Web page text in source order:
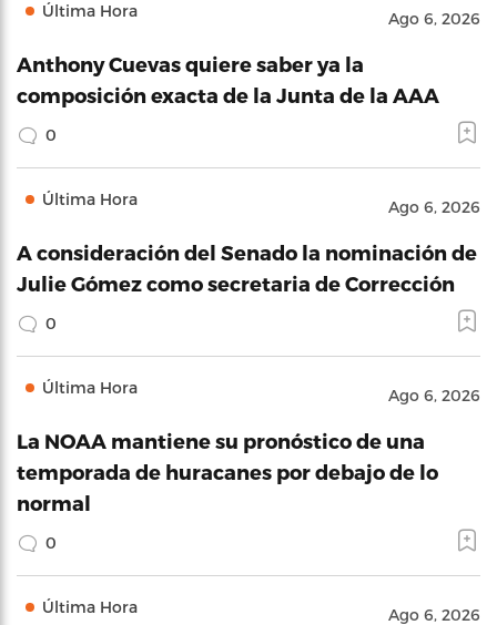
Última Hora Ago 6, 2026
Anthony Cuevas quiere saber ya la
composición exacta de la Junta de la AAA
0
Última Hora Ago 6, 2026
A consideración del Senado la nominación de
Julie Gómez como secretaria de Corrección
0
Última Hora Ago 6, 2026
La NOAA mantiene su pronóstico de una
temporada de huracanes por debajo de lo
normal
0
Última Hora Ago 6, 2026